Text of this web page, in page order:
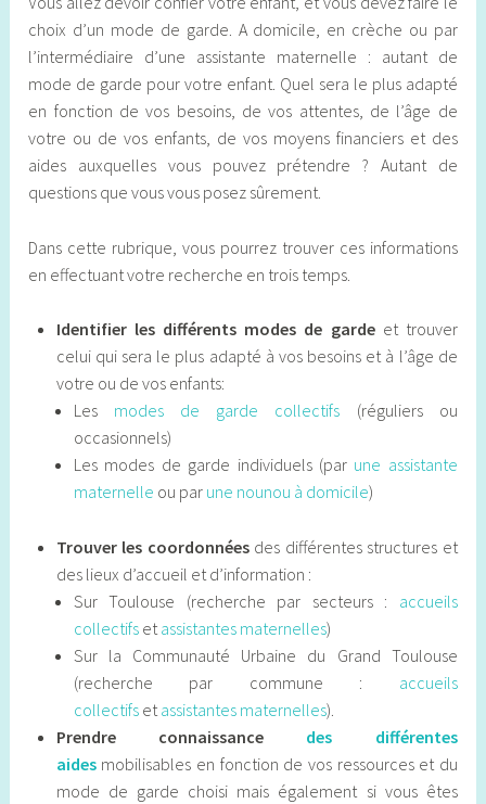
choix d’un mode de garde. A domicile, en crèche ou par
l’intermédiaire d’une assistante maternelle : autant de
mode de garde pour votre enfant. Quel sera le plus adapté
en fonction de vos besoins, de vos attentes, de l’âge de
votre ou de vos enfants, de vos moyens financiers et des
aides auxquelles vous pouvez prétendre ? Autant de
questions que vous vous posez sûrement.
Dans cette rubrique, vous pourrez trouver ces informations
en effectuant votre recherche en trois temps.
Identifier les différents modes de gardeet trouver
celui qui sera le plus adapté à vos besoins et à l’âge de
votre ou de vos enfants:
Les modes de garde collectifs (réguliers ou
occasionnels)
Les modes de garde individuels (par une assistante
maternelle ou par une nounou à domicile)
Trouver les coordonnéesdes différentes structures et
des lieux d’accueil et d’information :
Sur Toulouse (recherche par secteurs : accueils
collectifsetassistantes maternelles)
Sur la Communauté Urbaine du Grand Toulouse
(recherche par commune : accueils
collectifsetassistantes maternelles).
Prendre connaissance des différentes
aidesmobilisables en fonction de vos ressources et du
mode de garde choisi mais également si vous êtes